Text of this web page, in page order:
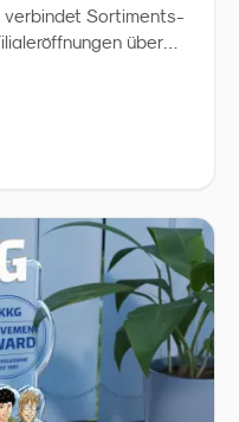
verbindet Sortiments-
über